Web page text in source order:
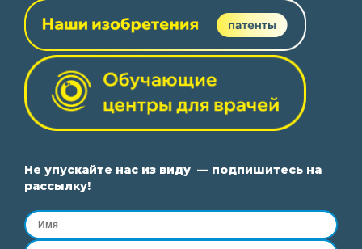
Не упускайте нас из виду — подпишитесь на
рассылку!